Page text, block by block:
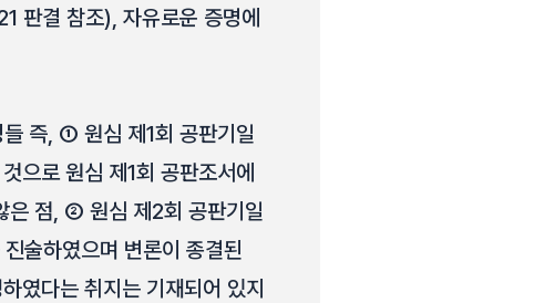
판결 참조), 자유로운 증명에
즉, ① 원심 제1회 공판기일
으로 원심 제1회 공판조서에
은 점, ② 원심 제2회 공판기일
술하였으며 변론이 종결된
였다는 취지는 기재되어 있지